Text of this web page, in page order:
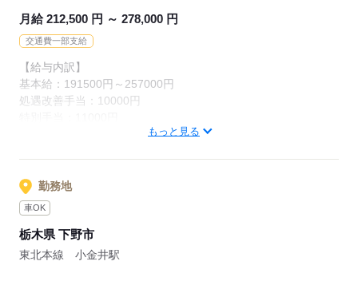
◆アクセスについて
JR宇都宮線「小金井駅」から徒歩20分、
マイカー通勤も可能（駐車場あり）です！
応募する
月給 212,500 円 ～ 278,000 円
交通費一部支給
【給与内訳】
基本給：191500円～257000円
処遇改善手当：10000円
※月給には上記手当を一律含みます
もっと見る
勤務地
車OK
栃木県 下野市
東北本線 小金井駅